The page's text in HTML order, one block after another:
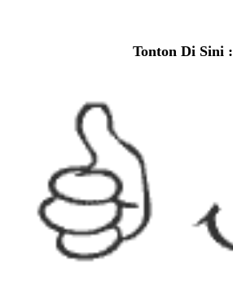
Tonton Di Sini :